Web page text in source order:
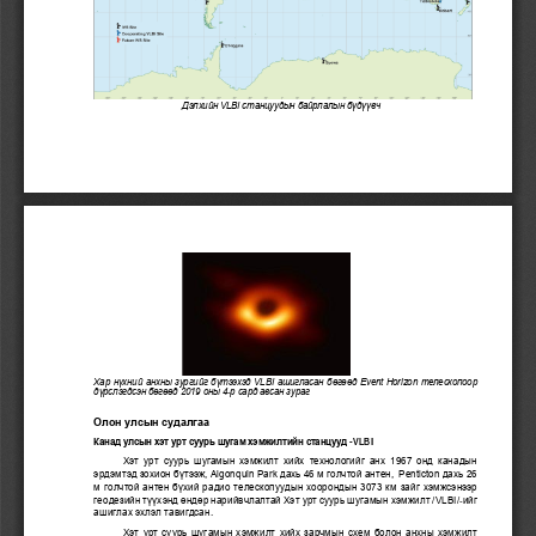
Дэлхийн VLBI станцуудын байрлалын бүдүүвч
Хар нүхний анхны зургийг бүтээхэд VLBI ашигласан бөгөөд Event Horizon телескопоор
дүрслэгдсэн бөгөөд 2019 оны 4-р сард авсан зураг
Олон улсын судалгаа
Канад улсын хэт урт суурь шугам хэмжилтийн станцууд -VLBI
Хэт  урт  суурь  шугамын  хэмжилт  хийх технологийг анх  1967 онд  канадын
эрдэмтэд зохион бүтээж, Algonquin Park дахь 46 м голчтой антен,  Penticton дахь 26
м голчтой антен бүхий радио телескопуудын хоорондын 3073 км зайг хэмжсэнээр
геодезийн түүхэнд өндөр нарийвчлалтай Хэт урт суурь шугамын хэмжилт /VLBI/ -ийг
ашиглах эхлэл тавигдсан.
Хэт урт суурь шугамын хэмжилт хийх зарчмын схем болон анхны хэмжилт